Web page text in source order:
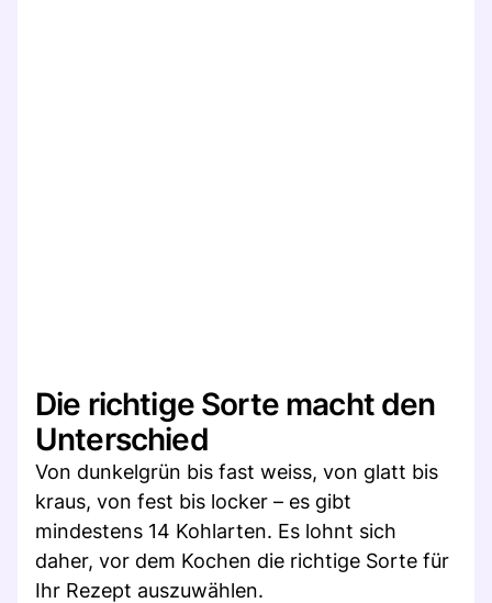
Die richtige Sorte macht den
Unterschied
Von dunkelgrün bis fast weiss, von glatt bis
kraus, von fest bis locker – es gibt
mindestens 14 Kohlarten. Es lohnt sich
daher, vor dem Kochen die richtige Sorte für
Ihr Rezept auszuwählen.